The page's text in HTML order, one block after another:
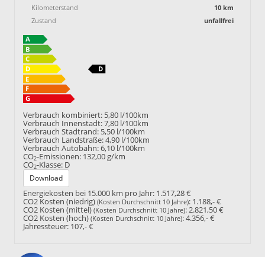
Kilometerstand
10 km
Zustand
unfallfrei
Verbrauch kombiniert: 5,80 l/100km
Verbrauch Innenstadt:7,80 l/100km
Verbrauch Stadtrand: 5,50 l/100km
Verbrauch Landstraße:4,90 l/100km
Verbrauch Autobahn:6,10 l/100km
CO2-Emissionen: 132,00 g/km
CO2-Klasse: D
Download
Energiekosten bei 15.000 km pro Jahr: 1.517,28 €
CO2 Kosten (niedrig) (Kosten Durchschnitt 10 Jahre): 1.188,- €
CO2 Kosten (mittel) (Kosten Durchschnitt 10 Jahre):2.821,50 €
CO2 Kosten (hoch) (Kosten Durchschnitt 10 Jahre):4.356,- €
Jahressteuer: 107,- €